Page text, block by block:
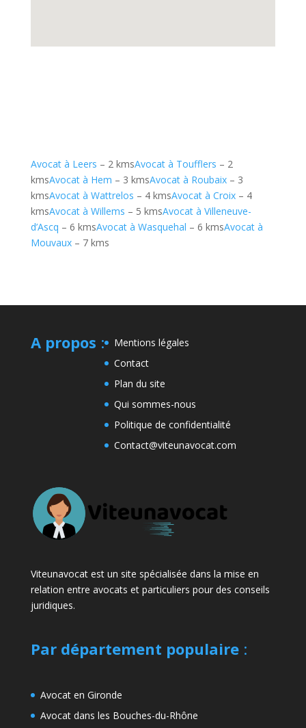
Avocat à Leers – 2 kmsAvocat à Toufflers – 2
kmsAvocat à Hem – 3 kmsAvocat à Roubaix– 3
kmsAvocat à Wattrelos – 4 kmsAvocat à Croix– 4
kmsAvocat à Willems – 5 kmsAvocat à Villeneuve-
d’Ascq – 6 kmsAvocat à Wasquehal – 6 kmsAvocat à
Mouvaux– 7 kms
A propos :
Mentions légales
Contact
Plan du site
Qui sommes-nous
Politique de confidentialité
Contact@viteunavocat.com
Viteunavocat est un site spécialisée dans la mise en
relation entre avocats et particuliers pour des conseils
juridiques.
Par département populaire:
Avocat en Gironde
Avocat dans les Bouches-du-Rhône